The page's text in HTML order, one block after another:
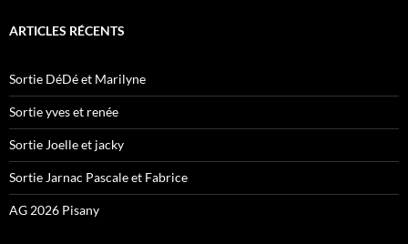
ARTICLES RÉCENTS
Sortie DéDé et Marilyne
Sortie yves et renée
Sortie Joelle et jacky
Sortie Jarnac Pascale et Fabrice
AG 2026 Pisany